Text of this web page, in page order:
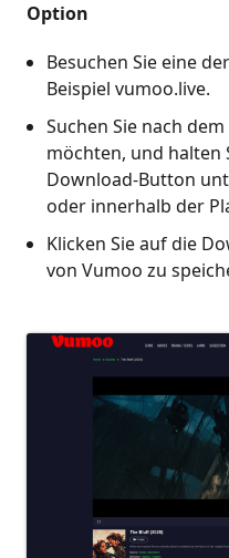
Option
Besuchen Sie eine
Beispiel vumoo.live.
Suchen Sie nach
möchten, und halten
Download-Button
oder innerhalb der
Klicken Sie auf die
von Vumoo zu